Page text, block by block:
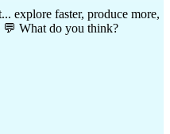
explore faster, produce more,
💬 What do you think?